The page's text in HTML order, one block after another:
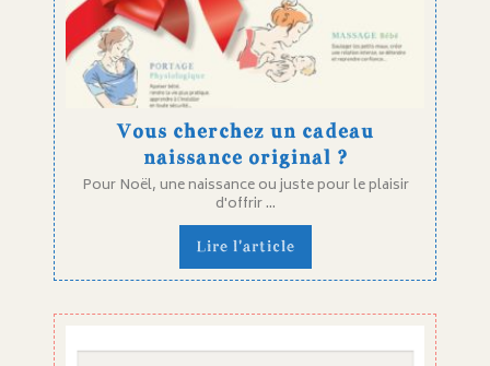
Vous cherchez un cadeau
naissance original ?
Pour Noël, une naissance ou juste pour le plaisir
d'offrir ...
Lire l'article